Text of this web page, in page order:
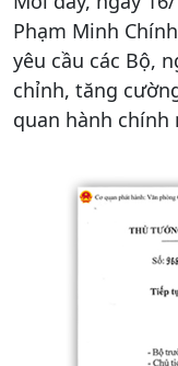
Phạm Minh
yêu cầu các Bộ,
chỉnh, tăng
quan hành chính